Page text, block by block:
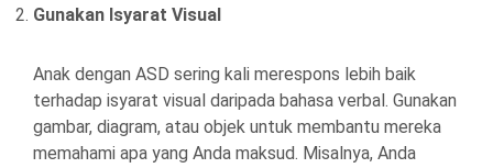
Gunakan Isyarat Visual
Anak dengan ASD sering kali merespons lebih baik
terhadap isyarat visual daripada bahasa verbal. Gunakan
gambar, diagram, atau objek untuk membantu mereka
memahami apa yang Anda maksud. Misalnya, Anda